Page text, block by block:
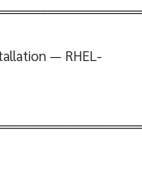
— RHEL-